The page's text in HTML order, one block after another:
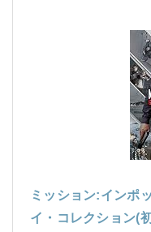
ミッション:インポ
イ・コレクション(